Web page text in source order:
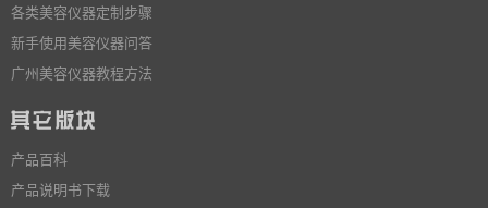
各类美容仪器定制步骤
新手使用美容仪器问答
广州美容仪器教程方法
产品百科
产品说明书下载